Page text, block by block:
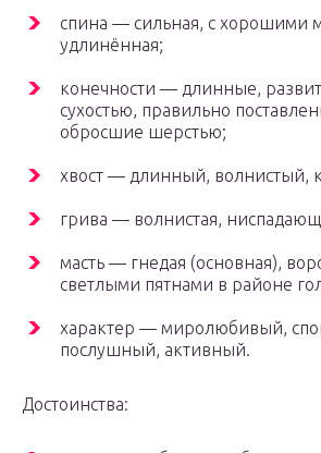
спина — сильная, с хорошими
удлинённая;
конечности — длинные,
сухостью, правильно
обросшие шерстью;
хвост — длинный, волнистый,
грива — волнистая,
масть — гнедая (основная),
светлыми пятнами в районе
характер — миролюбивый,
послушный, активный.
Достоинства: